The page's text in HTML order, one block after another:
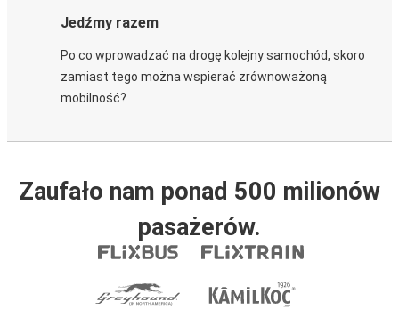
Jedźmy razem
Po co wprowadzać na drogę kolejny samochód, skoro
zamiast tego można wspierać zrównoważoną
mobilność?
Zaufało nam ponad 500 milionów
pasażerów.